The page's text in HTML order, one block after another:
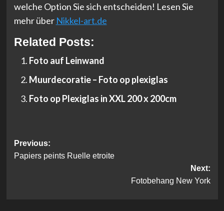
welche Option Sie sich entscheiden! Lesen Sie
mehr über Nikkel-art.de
Related Posts:
Foto auf Leinwand
Muurdecoratie – Foto op plexiglas
Foto op Plexiglas in XXL 200 x 200cm
Post
navigation
Previous:
Papiers peints Ruelle etroite
Next:
Fotobehang New York